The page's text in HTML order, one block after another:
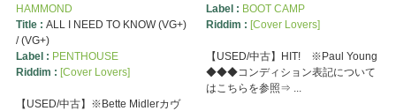
HAMMOND
Title : ALL I NEED TO KNOW (VG+)
/ (VG+)
Label : PENTHOUSE
Riddim : [Cover Lovers]
【USED/中古】※Bette Midlerカヴ
Label : BOOT CAMP
Riddim : [Cover Lovers]
【USED/中古】HIT! ※Paul Young
◆◆◆コンディション表記について
はこちらを参照⇒ ...